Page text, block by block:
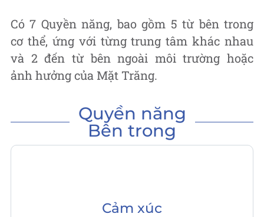
Có 7 Quyền năng, bao gồm 5 từ bên trong
cơ thể, ứng với từng trung tâm khác nhau
và 2 đến từ bên ngoài môi trường hoặc
ảnh hưởng của Mặt Trăng.
Quyền năng
Bên trong
Cảm xúc